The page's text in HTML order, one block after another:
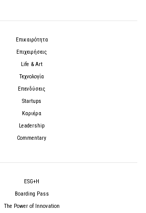
Επικαιρότητα
Επιχειρήσεις
Life & Art
Τεχνολογία
Επενδύσεις
Startups
Καριέρα
Leadership
Commentary
ESG+H
Boarding Pass
The Power of Innovation